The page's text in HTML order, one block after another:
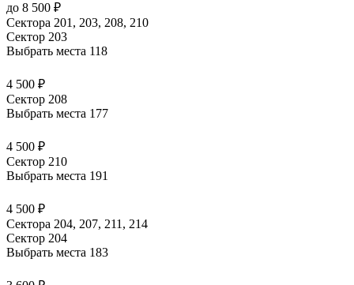
до 8 500 ₽
Сектора 201, 203, 208, 210
Сектор 203
Выбрать места 118
4 500 ₽
Сектор 208
Выбрать места 177
4 500 ₽
Сектор 210
Выбрать места 191
4 500 ₽
Сектора 204, 207, 211, 214
Сектор 204
Выбрать места 183